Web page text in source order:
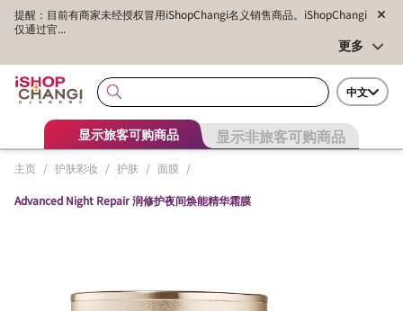
提醒：目前有商家未经授权冒用iShopChangi名义销售商品。iShopChangi
仅通过官...
更多
中文
显示旅客可购商品 显示非旅客可购商品
主页 / 护肤彩妆 / 护肤 / 面膜 /
Advanced Night Repair 润修护夜间焕能精华霜膜